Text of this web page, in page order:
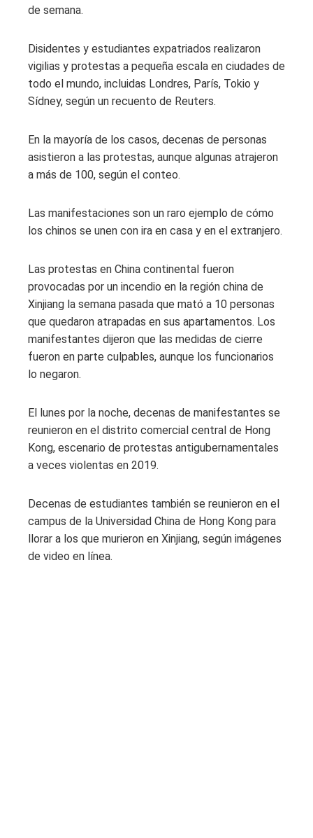
de semana.
Disidentes y estudiantes expatriados realizaron
vigilias y protestas a pequeña escala en ciudades de
todo el mundo, incluidas Londres, París, Tokio y
Sídney, según un recuento de Reuters.
En la mayoría de los casos, decenas de personas
asistieron a las protestas, aunque algunas atrajeron
a más de 100, según el conteo.
Las manifestaciones son un raro ejemplo de cómo
los chinos se unen con ira en casa y en el extranjero.
Las protestas en China continental fueron
provocadas por un incendio en la región china de
Xinjiang la semana pasada que mató a 10 personas
que quedaron atrapadas en sus apartamentos. Los
manifestantes dijeron que las medidas de cierre
fueron en parte culpables, aunque los funcionarios
lo negaron.
El lunes por la noche, decenas de manifestantes se
reunieron en el distrito comercial central de Hong
Kong, escenario de protestas antigubernamentales
a veces violentas en 2019.
Decenas de estudiantes también se reunieron en el
campus de la Universidad China de Hong Kong para
llorar a los que murieron en Xinjiang, según imágenes
de video en línea.